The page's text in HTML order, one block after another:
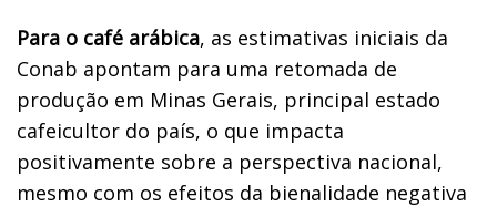
Para o café arábica, as estimativas iniciais da
Conab apontam para uma retomada de
produção em Minas Gerais, principal estado
cafeicultor do país, o que impacta
positivamente sobre a perspectiva nacional,
mesmo com os efeitos da bienalidade negativa